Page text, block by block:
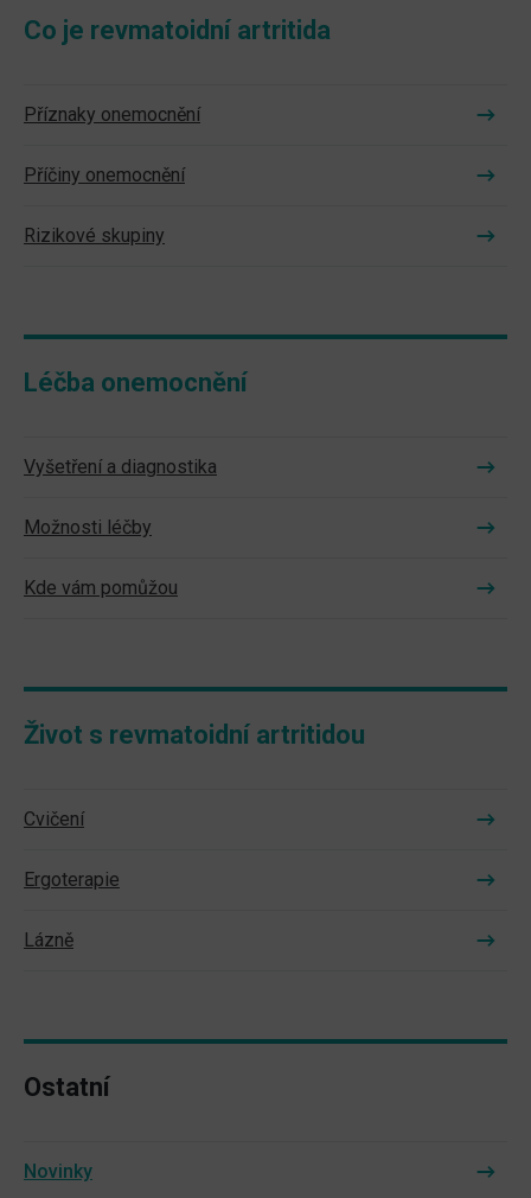
Co je revmatoidní artritida
Příznaky onemocnění
Příčiny onemocnění
Rizikové skupiny
Léčba onemocnění
Vyšetření a diagnostika
Možnosti léčby
Kde vám pomůžou
Život s revmatoidní artritidou
Cvičení
Ergoterapie
Lázně
Ostatní
Novinky